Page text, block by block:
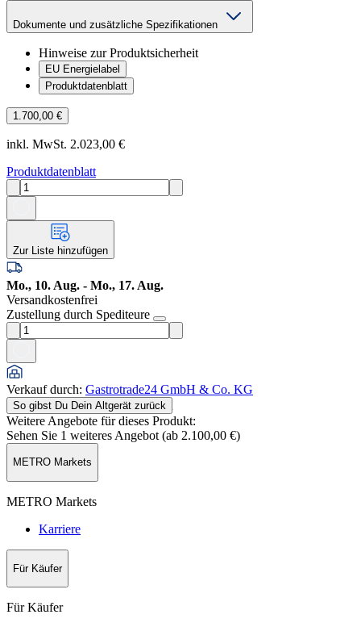
Dokumente und zusätzliche Spezifikationen
Hinweise zur Produktsicherheit
EU Energielabel
Produktdatenblatt
1.700,00 €
inkl. MwSt. 2.023,00 €
Produktdatenblatt
Zur Liste hinzufügen
Mo., 10. Aug. - Mo., 17. Aug.
Versandkostenfrei
Zustellung durch Spediteure
Verkauf durch: Gastrotrade24 GmbH & Co. KG
So gibst Du Dein Altgerät zurück
Weitere Angebote für dieses Produkt:
Sehen Sie 1 weiteres Angebot (ab 2.100,00 €)
METRO Markets
METRO Markets
Karriere
Für Käufer
Für Käufer